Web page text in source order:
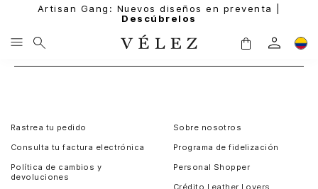
Artisan Gang: Nuevos diseños en preventa |
Descúbrelos
Rastrea tu pedido
Consulta tu factura electrónica
Política de cambios y
devoluciones
Sobre nosotros
Programa de fidelización
Personal Shopper
Crédito Leather Lovers